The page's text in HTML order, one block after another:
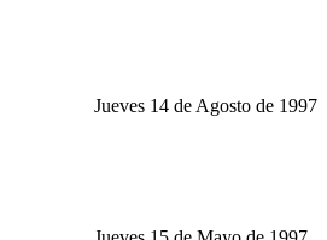
Jueves 14 de Agosto de 1997